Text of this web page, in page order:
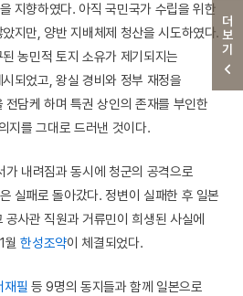
더보기
지향하였다. 아직 국민국가 수립을 위한
지만, 양반 지배체제 청산을 시도하였다.
된 농민적 토지 소유가 제기되지는
되었고, 왕실 경비와 정부 재정을
전담케 하며 특권 상인의 존재를 부인한
지를 그대로 드러낸 것이다.
내려짐과 동시에 청군의 공격으로
실패로 돌아갔다. 정변이 실패한 후 일본
사관 직원과 거류민이 희생된 사실에
월한성조약이 체결되었다.
재필 등 9명의 동지들과 함께 일본으로